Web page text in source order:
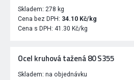
Skladem: 278 kg
Cena bez DPH: 34.10 Kč/kg
Cena s DPH: 41.30 Kč/kg
Ocel kruhová tažená 80 S355
Skladem: na objednávku